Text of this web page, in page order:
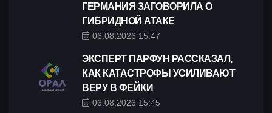
ГЕРМАНИЯ ЗАГОВОРИЛА О
ГИБРИДНОЙ АТАКЕ
06.08.2026 15:47
ЭКСПЕРТ ПАРФУН РАССКАЗАЛ,
КАК КАТАСТРОФЫ УСИЛИВАЮТ
ВЕРУ В ФЕЙКИ
06.08.2026 15:45